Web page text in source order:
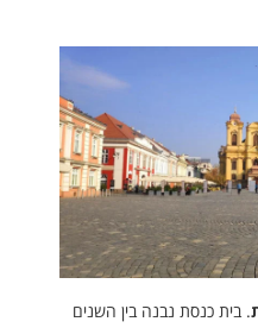
. בית כנסת נבנה בין השנים